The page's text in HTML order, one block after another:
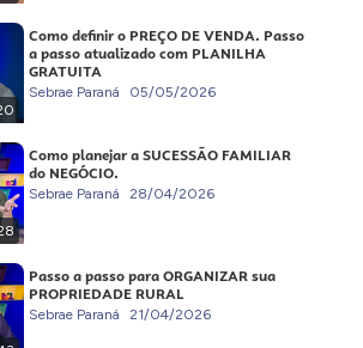
Como definir o PREÇO DE VENDA. Passo
a passo atualizado com PLANILHA
GRATUITA
Sebrae Paraná 05/05/2026
Como planejar a SUCESSÃO FAMILIAR
do NEGÓCIO.
Sebrae Paraná 28/04/2026
Passo a passo para ORGANIZAR sua
PROPRIEDADE RURAL
Sebrae Paraná 21/04/2026